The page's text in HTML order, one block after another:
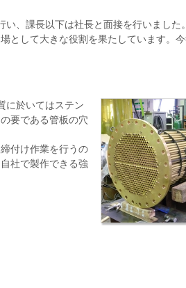
、課長以下は社長と面接を行いました
として大きな役割を果たしています。
に於いてはステン
要である管板の穴
付け作業を行うの
社で製作できる強